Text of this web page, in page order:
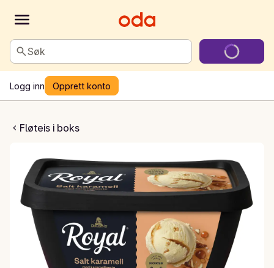
Søk
Logg inn Opprett konto
Fløteis i boks
karamell